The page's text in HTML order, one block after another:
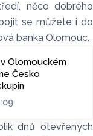
něco dobrého
se můžete i do
banka Olomouc.
Olomouckém
Česko
dnů otevřených